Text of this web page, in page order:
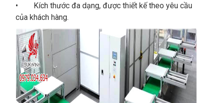
• Kích thước đa dạng, được thiết kế theo yêu cầu
của khách hàng.